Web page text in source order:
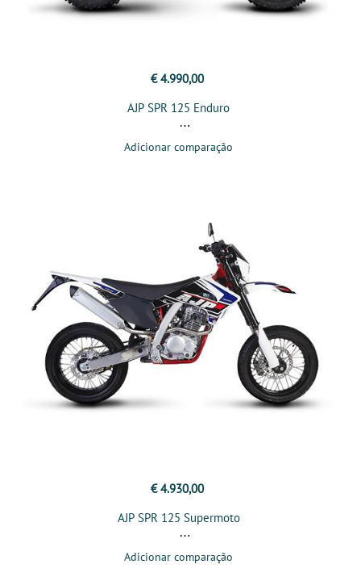
€ 4.990,00
AJP SPR 125 Enduro
Adicionar comparação
€ 4.930,00
AJP SPR 125 Supermoto
Adicionar comparação